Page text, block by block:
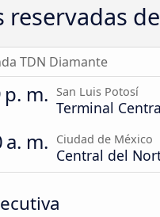
TDN Diamante
p. m. San Luis Potosí
Terminal
a. m. Ciudad de México
Central del